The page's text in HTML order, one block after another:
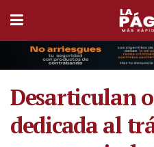
Desarticulan
dedicada al